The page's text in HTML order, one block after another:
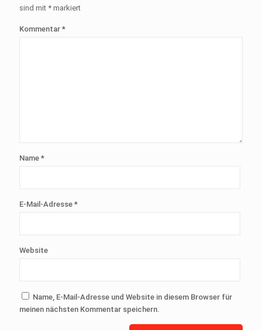
sind mit * markiert
Kommentar *
Name *
E-Mail-Adresse *
Website
Name, E-Mail-Adresse und Website in diesem Browser für
meinen nächsten Kommentar speichern.